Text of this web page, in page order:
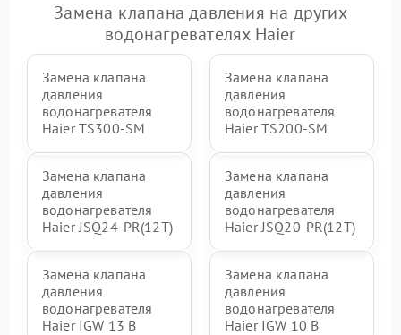
Замена клапана давления на других
водонагревателях Haier
Замена клапана
давления
водонагревателя
Haier TS300-SM
Замена клапана
давления
водонагревателя
Haier TS200-SM
Замена клапана
давления
водонагревателя
Haier JSQ24-PR(12T)
Замена клапана
давления
водонагревателя
Haier JSQ20-PR(12T)
Замена клапана
давления
водонагревателя
Haier IGW 13 B
Замена клапана
давления
водонагревателя
Haier IGW 10 B